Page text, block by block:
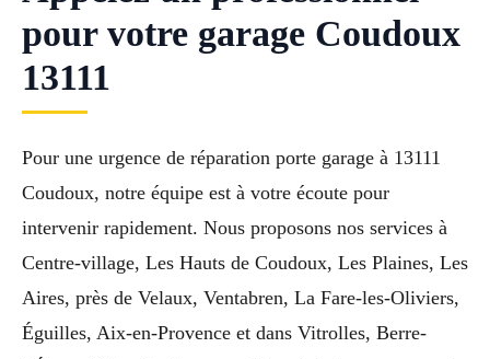
pour votre garage Coudoux
13111
Pour une urgence de réparation porte garage à 13111
Coudoux, notre équipe est à votre écoute pour
intervenir rapidement. Nous proposons nos services à
Centre-village, Les Hauts de Coudoux, Les Plaines, Les
Aires, près de Velaux, Ventabren, La Fare-les-Oliviers,
Éguilles, Aix-en-Provence et dans Vitrolles, Berre-